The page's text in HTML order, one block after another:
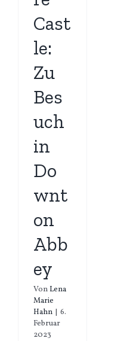
Cast
le:
Zu
Bes
uch
in
Do
wnt
on
Abb
ey
VonLena
Marie
Hahn | 6.
Februar
2023